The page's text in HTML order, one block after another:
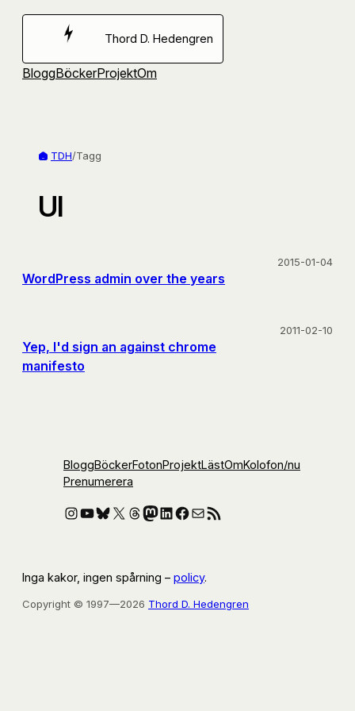
Hoppa
Thord D. Hedengren
BloggBöckerProjektOm
TDH/Tagg
UI
WordPress admin over the years
2015-01-04
Yep, I'd sign an against chrome
manifesto
2011-02-10
BloggBöckerFotonProjektLästOmKolofon/nu
Prenumerera
Instagram
YouTube
Bluesky
X Threads
Mastodon
LinkedIn
Facebook
E-postRSS-flöde
Inga kakor, ingen spårning – policy.
Copyright © 1997—2026 Thord D. Hedengren